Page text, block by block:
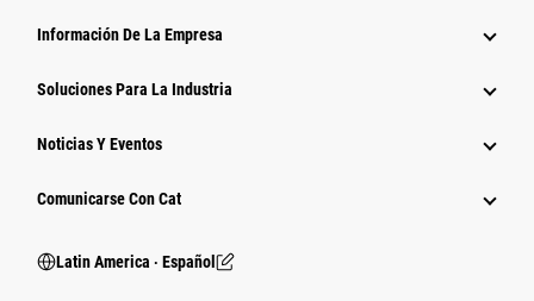
Información De La Empresa
Soluciones Para La Industria
Noticias Y Eventos
Comunicarse Con Cat
Latin America ‧ Español